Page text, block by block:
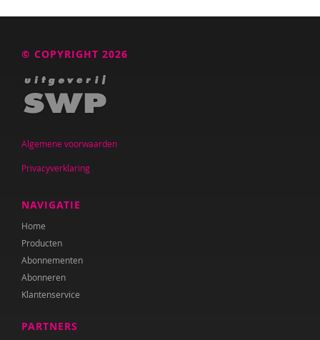
© COPYRIGHT 2026
Algemene voorwaarden
Privacyverklaring
NAVIGATIE
Home
Producten
Abonnementen
Abonneren
Klantenservice
PARTNERS